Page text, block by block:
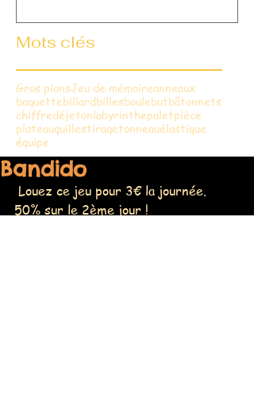
Mots clés
Gros pionsJeu de mémoireanneaux
baguettebillardbillesboulebutbâtonnets
chiffredéjetonlabyrinthepaletpièce
plateauquillestiragetonneauélastique
équipe
Bandido
Louez ce jeu pour 3€ la journée.
50% sur le 2ème jour !